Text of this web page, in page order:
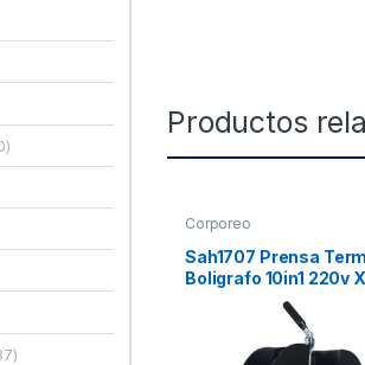
Productos
Corporeo
Sah1707 Prensa
Boligrafo 10in1 220v